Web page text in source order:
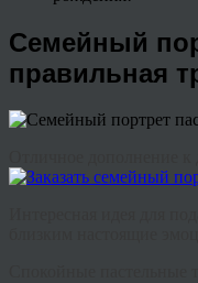
Семейный
правильная